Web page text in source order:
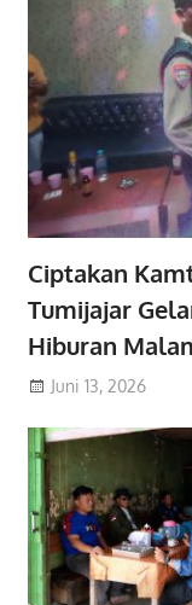
Ciptakan
Tumijajar
Hiburan
Juni 13, 2026